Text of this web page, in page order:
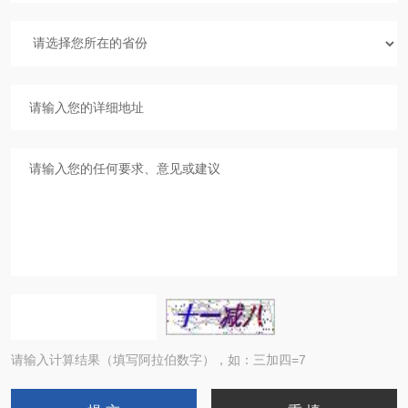
请输入计算结果（填写阿拉伯数字），如：三加四=7